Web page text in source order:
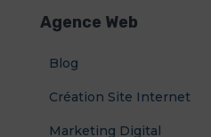
r
Agence Web
Blog
Création Site Internet
Marketing Digital